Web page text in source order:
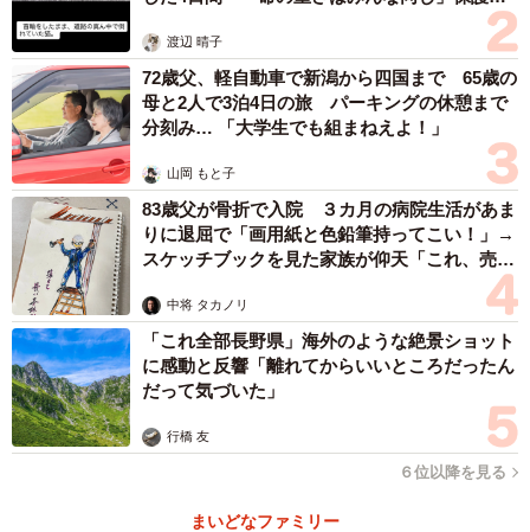
最後に、「仕返しした満足度」について聞いたところ、全
体の1位は「あまり気持ちは変わらなかった」（29.5％）と
なりました。
これを男女別に見ても、1位は「あまり気持ちは変わらなか
った」（男性28.9％、女性30.1％）が最も多くなり、浮気
された鬱憤はどんな制裁をしても晴れないということがう
かがえます。
一方で、全体3位の「とても満足した」は女性の11.6%に対
して男性は22.2%と約2倍、全体4位の「もっとやればよか
ったと後悔」している割合は女性が15.6％、男性が9.4％と
約1.7倍の差が見られる結果となりました。
渡辺 晴子
72歳父、軽自動車で新潟から四国まで 65歳の
母と2人で3泊4日の旅 パーキングの休憩まで
分刻み… 「大学生でも組まねえよ！」
山岡 もと子
83歳父が骨折で入院 ３カ月の病院生活があま
りに退屈で「画用紙と色鉛筆持ってこい！」→
スケッチブックを見た家族が仰天「これ、売れ
中将 タカノリ
「これ全部長野県」海外のような絶景ショット
に感動と反響「離れてからいいところだったん
だって気づいた」
行橋 友
６位以降を見る
まいどなファミリー